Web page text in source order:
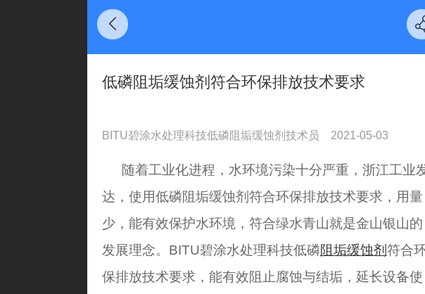
低磷阻垢缓蚀剂符合环保排放技术要求
BITU碧涂水处理科技低磷阻垢缓蚀剂技术员 2021-05-03
随着工业化进程，水环境污染十分严重，浙江工业
达，使用低磷阻垢缓蚀剂符合环保排放技术要求，用量
少，能有效保护水环境，符合绿水青山就是金山银山的
发展理念。BITU碧涂水处理科技低磷阻垢缓蚀剂符合
保排放技术要求，能有效阻止腐蚀与结垢，延长设备使